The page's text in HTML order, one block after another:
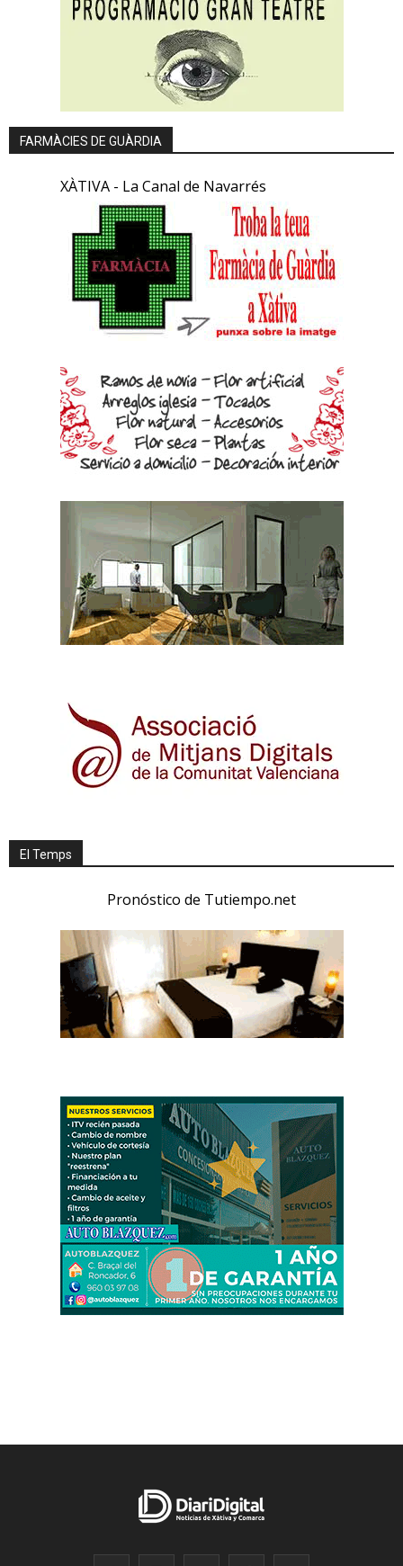
FARMÀCIES DE GUÀRDIA
XÀTIVA - La Canal de Navarrés
El Temps
Pronóstico de Tutiempo.net